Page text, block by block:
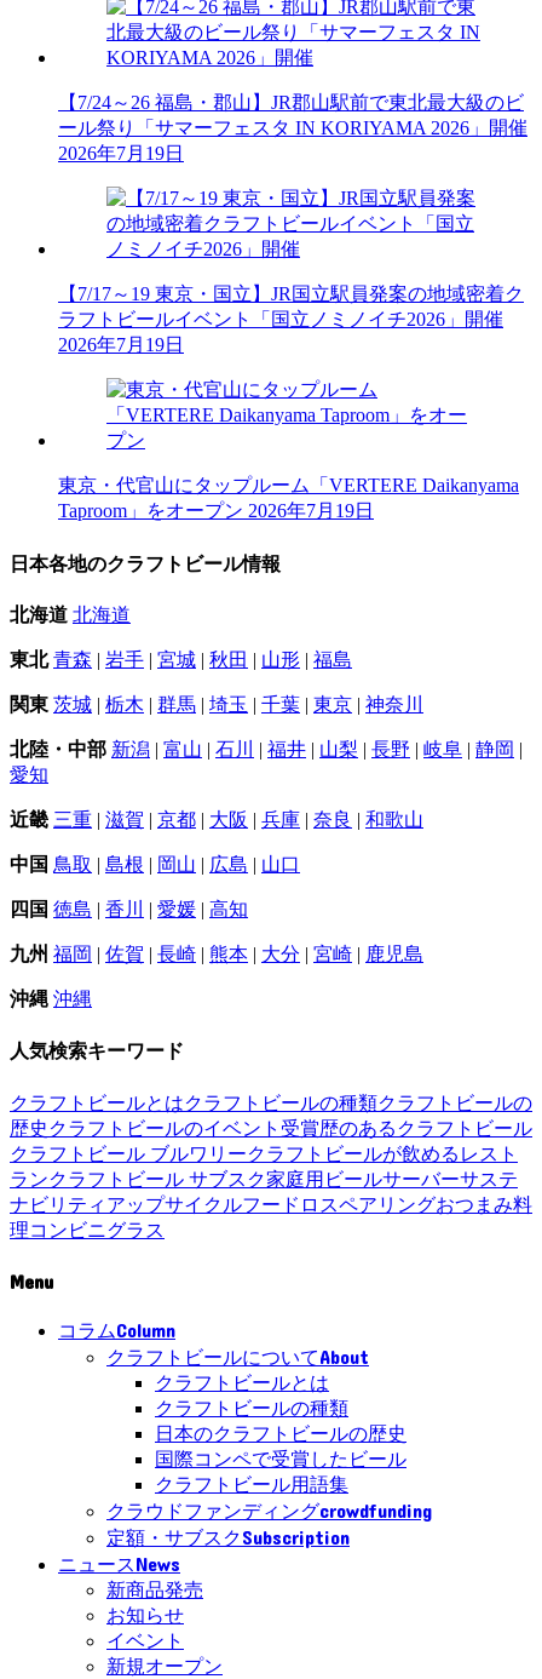
【7/24～26 福島・郡山】JR郡山駅前で東北最大級のビ
ール祭り「サマーフェスタ IN KORIYAMA 2026」開催
2026年7月19日
【7/17～19 東京・国立】JR国立駅員発案の地域密着ク
ラフトビールイベント「国立ノミノイチ2026」開催
2026年7月19日
東京・代官山にタップルーム「VERTERE Daikanyama
Taproom」をオープン 2026年7月19日
日本各地のクラフトビール情報
北海道 北海道
東北 青森 | 岩手 | 宮城 | 秋田 | 山形 | 福島
関東 茨城 | 栃木 | 群馬 | 埼玉 | 千葉 | 東京 | 神奈川
北陸・中部 新潟 | 富山 | 石川 | 福井 | 山梨 | 長野 | 岐阜 | 静岡 |
愛知
近畿 三重 | 滋賀 | 京都 | 大阪 | 兵庫 | 奈良 | 和歌山
中国 鳥取 | 島根 | 岡山 | 広島 | 山口
四国 徳島 | 香川 | 愛媛 | 高知
九州 福岡 | 佐賀 | 長崎 | 熊本 | 大分 | 宮崎 | 鹿児島
沖縄 沖縄
人気検索キーワード
クラフトビールとはクラフトビールの種類クラフトビールの
歴史 クラフトビールのイベント 受賞歴のあるクラフトビール
クラフトビール ブルワリークラフトビールが飲めるレスト
ランクラフトビール サブスク家庭用ビールサーバーサステ
ナビリティ アップサイクルフードロスペアリングおつまみ料
理コンビニグラス
Menu
コラムColumn
クラフトビールについてAbout
クラフトビールとは
クラフトビールの種類
日本のクラフトビールの歴史
国際コンペで受賞したビール
クラフトビール用語集
クラウドファンディングcrowdfunding
定額・サブスクSubscription
ニュースNews
新商品発売
お知らせ
イベント
新規オープン